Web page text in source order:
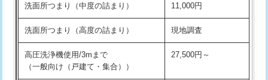
洗面台設置 38,500円
バスタブ設置 現場見積
追加人工 16,500円
持込商品取付（浄水器・分岐水栓） 16,500円
給水管工事※（ホール加工) 16,500円
給水管工事※（バンド止め)
洗面所つまり（中度の詰まり） 11,000円
洗面所つまり（高度の詰まり） 現地調査
高圧洗浄機使用/3mまで
（一般向け（戸建て・集合））
27,500円～